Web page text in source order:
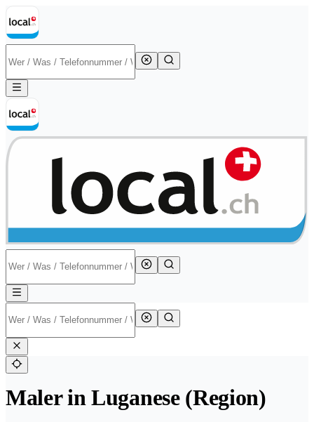
Maler in Luganese (Region)